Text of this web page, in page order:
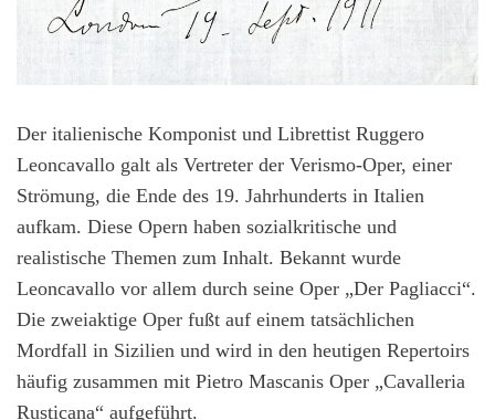
Der italienische Komponist und Librettist Ruggero
Leoncavallo galt als Vertreter der Verismo-Oper, einer
Strömung, die Ende des 19. Jahrhunderts in Italien
aufkam. Diese Opern haben sozialkritische und
realistische Themen zum Inhalt. Bekannt wurde
Leoncavallo vor allem durch seine Oper „Der Pagliacci“.
Die zweiaktige Oper fußt auf einem tatsächlichen
Mordfall in Sizilien und wird in den heutigen Repertoirs
häufig zusammen mit Pietro Mascanis Oper „Cavalleria
Rusticana“ aufgeführt.